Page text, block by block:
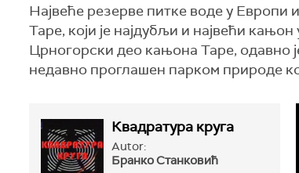
Највеће резерве питке воде у Европи
Таре, који је најдубљи и највећи
Црногорски део кањона Таре, одавно
недавно проглашен парком природе
Квадратура круга
Autor:
Бранко Станковић